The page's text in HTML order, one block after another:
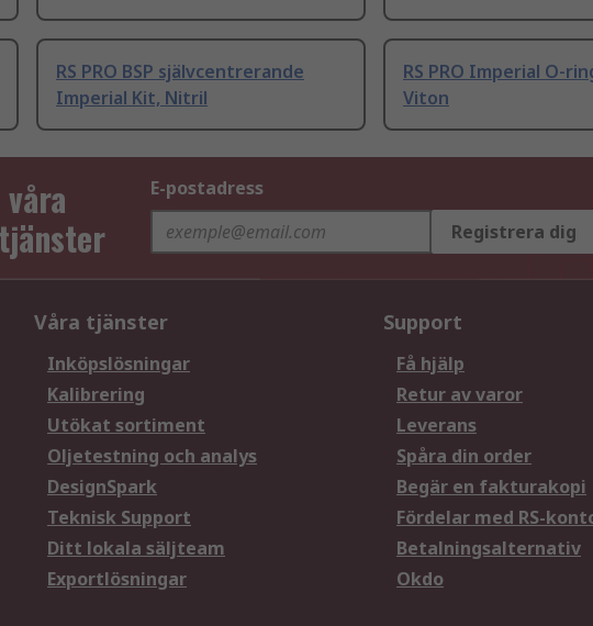
RS PRO BSP självcentrerande
Imperial Kit, Nitril
RS PRO Imperial O-
Viton
E-postadress
Registrera dig
Våra tjänster
Inköpslösningar
Kalibrering
Utökat sortiment
Oljetestning och analys
DesignSpark
Teknisk Support
Ditt lokala säljteam
Exportlösningar
Support
Få hjälp
Retur av varor
Leverans
Spåra din order
Begär en fakturakopi
Fördelar med RS-
Betalningsalternativ
Okdo